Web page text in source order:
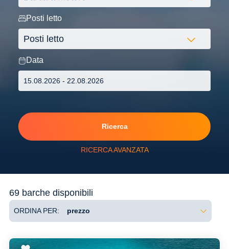
Posti letto
Data
Ricerca
RICERCA AVANZATA
69 barche disponibili
ORDINA PER: